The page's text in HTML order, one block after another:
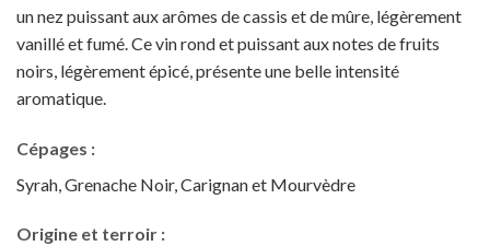
un nez puissant aux arômes de cassis et de mûre, légèrement
vanillé et fumé. Ce vin rond et puissant aux notes de fruits
noirs, légèrement épicé, présente une belle intensité
aromatique.
Cépages :
Syrah, Grenache Noir, Carignan et Mourvèdre
Origine et terroir :